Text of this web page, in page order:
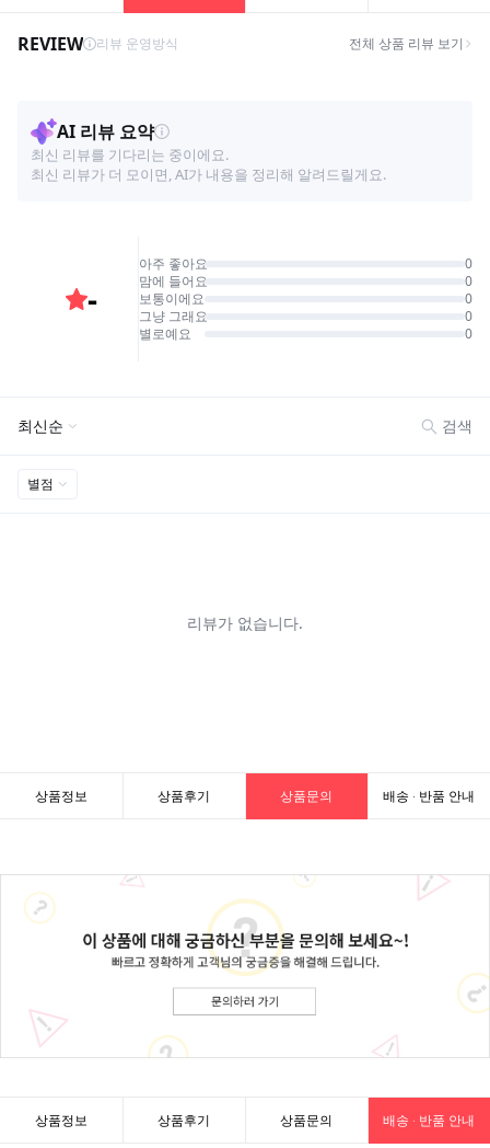
상품정보 상품후기 상품문의 배송 · 반품 안내
상품정보 상품후기 상품문의 배송 · 반품 안내